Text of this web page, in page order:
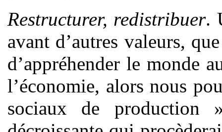
Restructurer, redistribuer.
avant d’autres valeurs,
d’appréhender le monde
l’économie, alors nous
sociaux de production